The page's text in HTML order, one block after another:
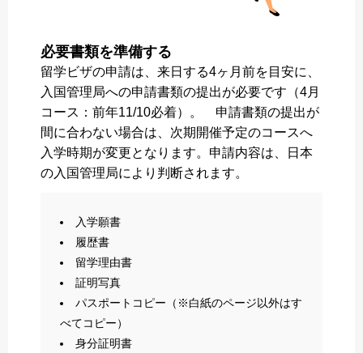
必要書類を準備する
留学ビザの申請は、来日する4ヶ月前を目安に、
入国管理局への申請書類の提出が必要です（4月
コース：前年11/10必着）。 申請書類の提出が
間に合わない場合は、次期開催予定のコースへ
入学時期が変更となります。申請内容は、日本
の入国管理局により判断されます。
入学願書
履歴書
留学理由書
証明写真
パスポートコピー（※白紙のページ以外はす
べてコピー）
身分証明書